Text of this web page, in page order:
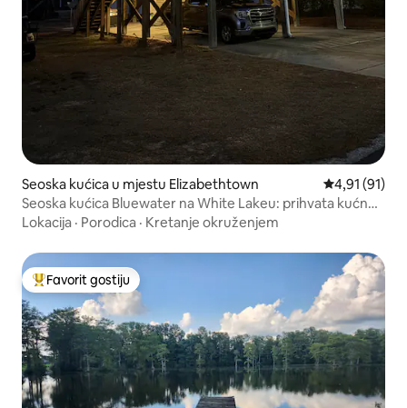
Seoska kućica u mjestu Elizabethtown Prosječna
4,91 (91)
Seoska kućica Bluewater na White Lakeu: prihvata kućne
ljubimce
Lokacija · Porodica · Kretanje okruženjem
Glavni favorit gostiju
Favorit gostiju